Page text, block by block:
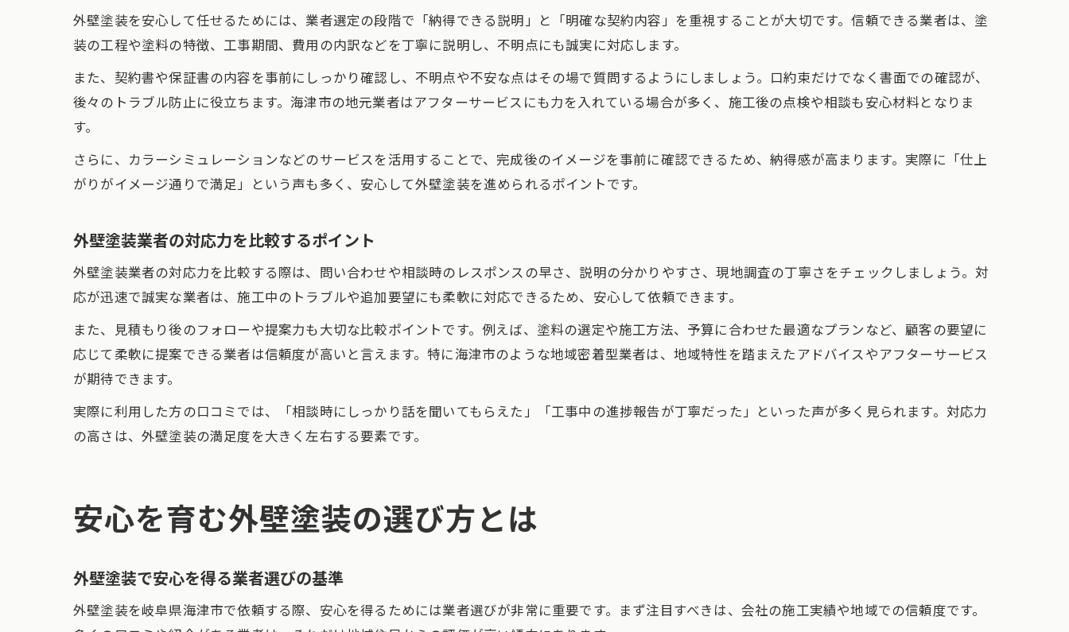
外壁塗装を安心して任せるためには、業者選定の段階で「納得できる説明」と「明確な契約内容」を重視することが大切です。信頼できる業者は、塗
装の工程や塗料の特徴、工事期間、費用の内訳などを丁寧に説明し、不明点にも誠実に対応します。
また、契約書や保証書の内容を事前にしっかり確認し、不明点や不安な点はその場で質問するようにしましょう。口約束だけでなく書面での確認が、
後々のトラブル防止に役立ちます。海津市の地元業者はアフターサービスにも力を入れている場合が多く、施工後の点検や相談も安心材料となりま
す。
さらに、カラーシミュレーションなどのサービスを活用することで、完成後のイメージを事前に確認できるため、納得感が高まります。実際に「仕上
がりがイメージ通りで満足」という声も多く、安心して外壁塗装を進められるポイントです。
外壁塗装業者の対応力を比較するポイント
外壁塗装業者の対応力を比較する際は、問い合わせや相談時のレスポンスの早さ、説明の分かりやすさ、現地調査の丁寧さをチェックしましょう。対
応が迅速で誠実な業者は、施工中のトラブルや追加要望にも柔軟に対応できるため、安心して依頼できます。
また、見積もり後のフォローや提案力も大切な比較ポイントです。例えば、塗料の選定や施工方法、予算に合わせた最適なプランなど、顧客の要望に
応じて柔軟に提案できる業者は信頼度が高いと言えます。特に海津市のような地域密着型業者は、地域特性を踏まえたアドバイスやアフターサービス
が期待できます。
実際に利用した方の口コミでは、「相談時にしっかり話を聞いてもらえた」「工事中の進捗報告が丁寧だった」といった声が多く見られます。対応力
の高さは、外壁塗装の満足度を大きく左右する要素です。
安心を育む外壁塗装の選び方とは
外壁塗装で安心を得る業者選びの基準
外壁塗装を岐阜県海津市で依頼する際、安心を得るためには業者選びが非常に重要です。まず注目すべきは、会社の施工実績や地域での信頼度です。